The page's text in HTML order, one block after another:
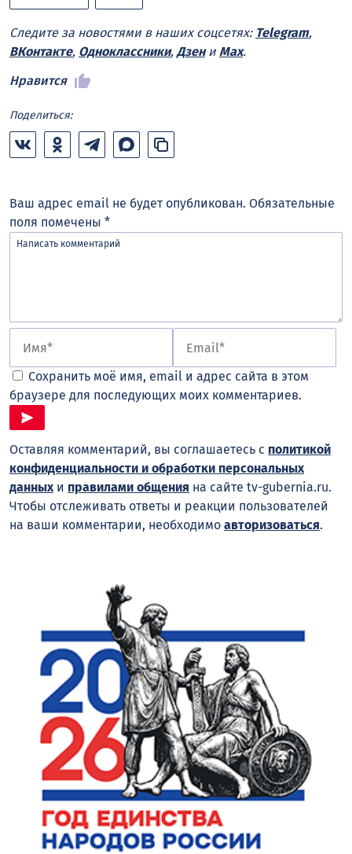
Следите за новостями в наших соцсетях: Telegram,
ВКонтакте, Одноклассники, Дзени Max.
Нравится
Поделиться:
Ваш адрес email не будет опубликован. Обязательные
поля помечены *
Сохранить моё имя, email и адрес сайта в этом
браузере для последующих моих комментариев.
Оставляя комментарий, вы соглашаетесь с политикой
конфиденциальности и обработки персональных
данныхи правилами общения на сайте tv-gubernia.ru.
Чтобы отслеживать ответы и реакции пользователей
на ваши комментарии, необходимо авторизоваться.